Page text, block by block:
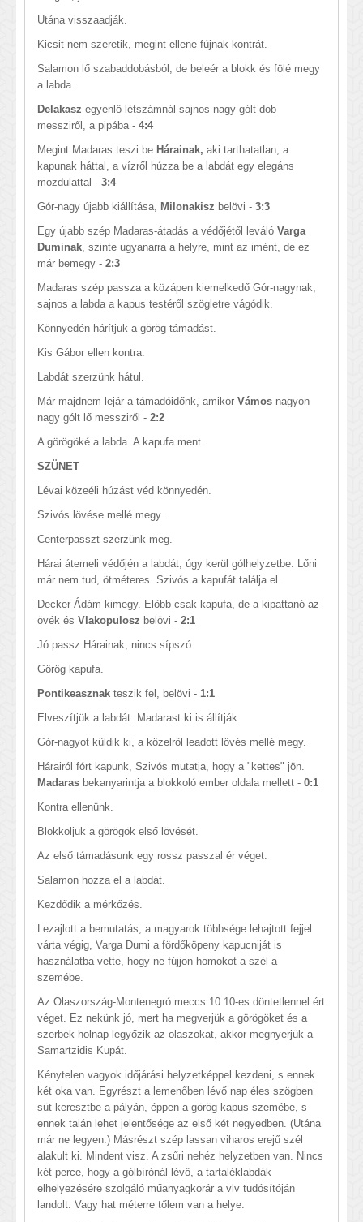
Utána visszaadják.
Kicsit nem szeretik, megint ellene fújnak kontrát.
Salamon lő szabaddobásból, de beleér a blokk és fölé megy
a labda.
Delakasz egyenlő létszámnál sajnos nagy gólt dob
messziről, a pipába - 4:4
Megint Madaras teszi be Hárainak, aki tarthatatlan, a
kapunak háttal, a vízről húzza be a labdát egy elegáns
mozdulattal - 3:4
Gór-nagy újabb kiállítása, Milonakisz belövi - 3:3
Egy újabb szép Madaras-átadás a védőjétől leváló Varga
Duminak, szinte ugyanarra a helyre, mint az imént, de ez
már bemegy - 2:3
Madaras szép passza a közápen kiemelkedő Gór-nagynak,
sajnos a labda a kapus testéről szögletre vágódik.
Könnyedén hárítjuk a görög támadást.
Kis Gábor ellen kontra.
Labdát szerzünk hátul.
Már majdnem lejár a támadóidőnk, amikor Vámos nagyon
nagy gólt lő messziről - 2:2
A görögöké a labda. A kapufa ment.
SZÜNET
Lévai közeéli húzást véd könnyedén.
Szivós lövése mellé megy.
Centerpasszt szerzünk meg.
Hárai átemeli védőjén a labdát, úgy kerül gólhelyzetbe. Lőni
már nem tud, ötméteres. Szivós a kapufát találja el.
Decker Ádám kimegy. Előbb csak kapufa, de a kipattanó az
övék és Vlakopulosz belövi - 2:1
Jó passz Hárainak, nincs sípszó.
Görög kapufa.
Pontikeasznak teszik fel, belövi - 1:1
Elveszítjük a labdát. Madarast ki is állítják.
Gór-nagyot küldik ki, a közelről leadott lövés mellé megy.
Hárairól fórt kapunk, Szivós mutatja, hogy a "kettes" jön.
Madaras bekanyarintja a blokkoló ember oldala mellett - 0:1
Kontra ellenünk.
Blokkoljuk a görögök első lövését.
Az első támadásunk egy rossz passzal ér véget.
Salamon hozza el a labdát.
Kezdődik a mérkőzés.
Lezajlott a bemutatás, a magyarok többsége lehajtott fejjel
várta végig, Varga Dumi a fördőköpeny kapucniját is
használatba vette, hogy ne fújjon homokot a szél a
szemébe.
Az Olaszország-Montenegró meccs 10:10-es döntetlennel ért
véget. Ez nekünk jó, mert ha megverjük a görögöket és a
szerbek holnap legyőzik az olaszokat, akkor megnyerjük a
Samartzidis Kupát.
Kénytelen vagyok időjárási helyzetképpel kezdeni, s ennek
két oka van. Egyrészt a lemenőben lévő nap éles szögben
süt keresztbe a pályán, éppen a görög kapus szemébe, s
ennek talán lehet jelentősége az első két negyedben. (Utána
már ne legyen.) Másrészt szép lassan viharos erejű szél
alakult ki. Mindent visz. A zsűri nehéz helyzetben van. Nincs
két perce, hogy a gólbírónál lévő, a tartaléklabdák
elhelyezésére szolgáló műanyagkorár a vlv tudósítóján
landolt. Vagy hat méterre tőlem van a helye.